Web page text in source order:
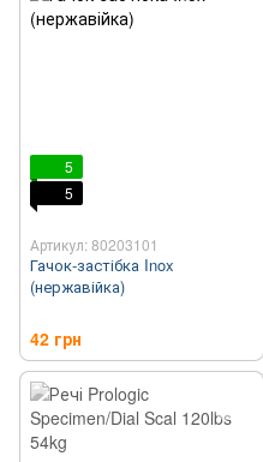
5
5
Артикул: 80203101
Гачок-застібка Inox
(нержавійка)
42 грн